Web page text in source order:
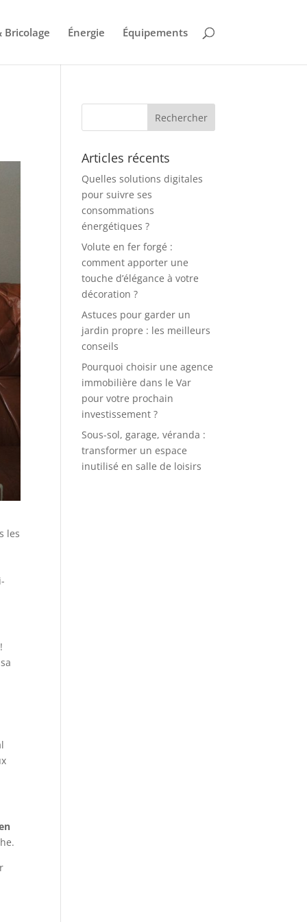
Bricolage Énergie Équipements
les
Articles récents
Quelles solutions digitales
pour suivre ses
consommations
énergétiques ?
Volute en fer forgé :
comment apporter une
touche d’élégance à votre
décoration ?
Astuces pour garder un
jardin propre : les meilleurs
conseils
Pourquoi choisir une agence
immobilière dans le Var
pour votre prochain
investissement ?
Sous-sol, garage, véranda :
transformer un espace
inutilisé en salle de loisirs